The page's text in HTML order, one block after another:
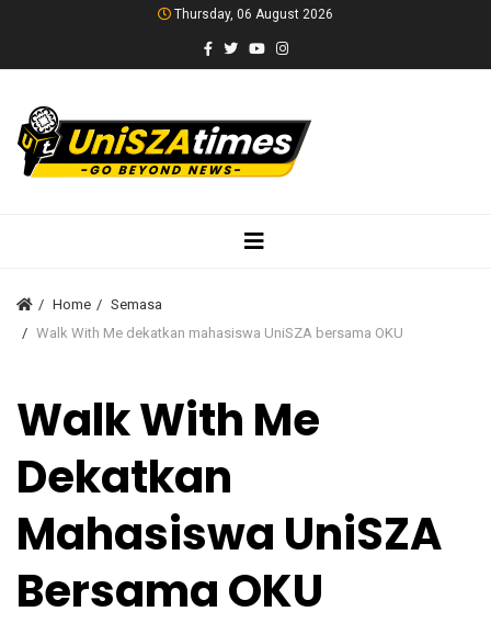
Thursday, 06 August 2026
Home
Semasa
Walk With Me dekatkan mahasiswa UniSZA bersama OKU
Walk With Me
Dekatkan
Mahasiswa UniSZA
Bersama OKU